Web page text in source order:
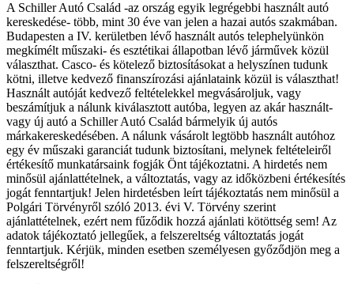
A Schiller Autó Család -az ország egyik legrégebbi használt autó
kereskedése- több, mint 30 éve van jelen a hazai autós szakmában.
Budapesten a IV. kerületben lévő használt autós telephelyünkön
megkímélt műszaki- és esztétikai állapotban lévő járművek közül
választhat. Casco- és kötelező biztosításokat a helyszínen tudunk
kötni, illetve kedvező finanszírozási ajánlataink közül is választhat!
Használt autóját kedvező feltételekkel megvásároljuk, vagy
beszámítjuk a nálunk kiválasztott autóba, legyen az akár használt-
vagy új autó a Schiller Autó Család bármelyik új autós
márkakereskedésében. A nálunk vásárolt legtöbb használt autóhoz
egy év műszaki garanciát tudunk biztosítani, melynek feltételeiről
értékesítő munkatársaink fogják Önt tájékoztatni. A hirdetés nem
minősül ajánlattételnek, a változtatás, vagy az időközbeni értékesítés
jogát fenntartjuk! Jelen hirdetésben leírt tájékoztatás nem minősül a
Polgári Törvényről szóló 2013. évi V. Törvény szerint
ajánlattételnek, ezért nem fűződik hozzá ajánlati kötöttség sem! Az
adatok tájékoztató jellegűek, a felszereltség változtatás jogát
fenntartjuk. Kérjük, minden esetben személyesen győződjön meg a
felszereltségről!